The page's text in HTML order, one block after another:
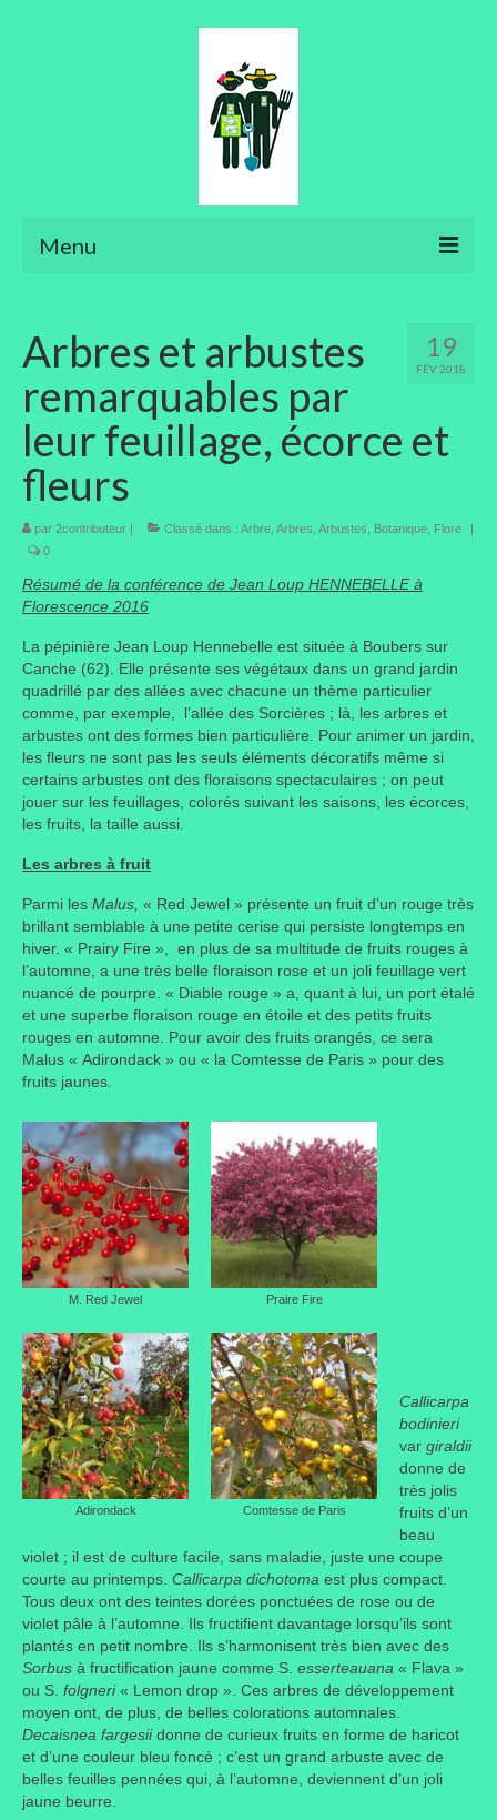
Menu
Aménager son jardin
Art floral
Bonsaïs
Potager
Taille des arbres et arbustes
Vannerie
Bibliothèque
Nouveautés
Revues
Listes
Evénements
Amis jardiniers du Devon
Fête des plantes
Florescence
Portes ouvertes
Visites de jardins
Autres
Flore et faune
Flore
Arbustes
Graminées
Vivaces
Faune
Oiseaux
Et aussi…
Dictons
Recettes
Entrées
Plats principaux
Desserts
Boissons
19
FÉV 2018
Arbres et arbustes
remarquables par
leur feuillage, écorce et
fleurs
par 2contributeur | Classé dans : Arbre Arbres Arbustes Botanique Flore
|
0
Résumé de la conférence de Jean Loup HENNEBELLE à
Florescence 2016
La pépinière Jean Loup Hennebelle est située à Boubers sur
Canche (62). Elle présente ses végétaux dans un grand jardin
quadrillé par des allées avec chacune un thème particulier
comme, par exemple, l’allée des Sorcières ; là, les arbres et
arbustes ont des formes bien particulière. Pour animer un jardin,
les fleurs ne sont pas les seuls éléments décoratifs même si
certains arbustes ont des floraisons spectaculaires ; on peut
jouer sur les feuillages, colorés suivant les saisons, les écorces,
les fruits, la taille aussi.
Les arbres à fruit
Parmi les Malus, « Red Jewel » présente un fruit d’un rouge très
brillant semblable à une petite cerise qui persiste longtemps en
hiver. « Prairy Fire », en plus de sa multitude de fruits rouges à
l’automne, a une très belle floraison rose et un joli feuillage vert
nuancé de pourpre. « Diable rouge » a, quant à lui, un port étalé
et une superbe floraison rouge en étoile et des petits fruits
rouges en automne. Pour avoir des fruits orangés, ce sera
Malus « Adirondack » ou « la Comtesse de Paris » pour des
fruits jaunes.
M. Red Jewel Praire Fire
Adirondack Comtesse de Paris
Callicarpa
bodinieri
var giraldii
donne de
très jolis
fruits d’un
beau
violet ; il est de culture facile, sans maladie, juste une coupe
courte au printemps. Callicarpa dichotoma est plus compact.
Tous deux ont des teintes dorées ponctuées de rose ou de
violet pâle à l’automne. Ils fructifient davantage lorsqu’ils sont
plantés en petit nombre. Ils s’harmonisent très bien avec des
Sorbus à fructification jaune comme S. esserteauana « Flava »
ou S. folgneri« Lemon drop ». Ces arbres de développement
moyen ont, de plus, de belles colorations automnales.
Decaisnea fargesiidonne de curieux fruits en forme de haricot
et d’une couleur bleu foncé ; c’est un grand arbuste avec de
belles feuilles pennées qui, à l’automne, deviennent d’un joli
jaune beurre.